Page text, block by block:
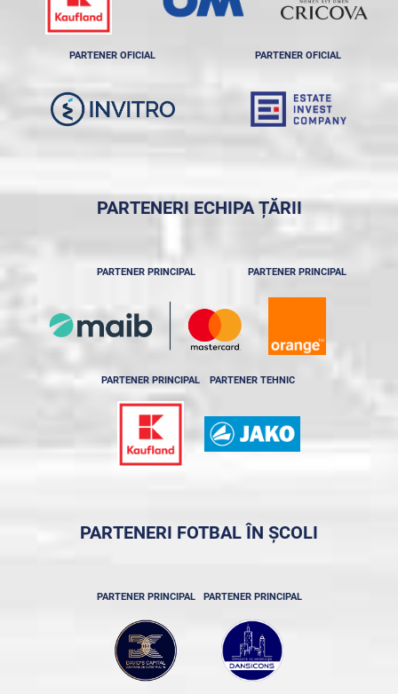
PARTENER OFICIAL PARTENER OFICIAL
PARTENERI ECHIPA ȚĂRII
PARTENER PRINCIPAL PARTENER PRINCIPAL
PARTENER PRINCIPAL PARTENER TEHNIC
PARTENERI FOTBAL ÎN ȘCOLI
PARTENER PRINCIPAL PARTENER PRINCIPAL